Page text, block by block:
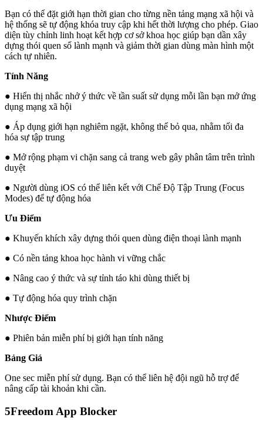
Bạn có thể đặt giới hạn thời gian cho từng nền tảng mạng xã hội và
hệ thống sẽ tự động khóa truy cập khi hết thời lượng cho phép. Giao
diện tùy chỉnh linh hoạt kết hợp cơ sở khoa học giúp bạn dần xây
dựng thói quen số lành mạnh và giảm thời gian dùng màn hình một
cách tự nhiên.
Tính Năng
● Hiển thị nhắc nhở ý thức về tần suất sử dụng mỗi lần bạn mở ứng
dụng mạng xã hội
● Áp dụng giới hạn nghiêm ngặt, không thể bỏ qua, nhằm tối đa
hóa sự tập trung
● Mở rộng phạm vi chặn sang cả trang web gây phân tâm trên trình
duyệt
● Người dùng iOS có thể liên kết với Chế Độ Tập Trung (Focus
Modes) để tự động hóa
Ưu Điểm
● Khuyến khích xây dựng thói quen dùng điện thoại lành mạnh
● Có nền tảng khoa học hành vi vững chắc
● Nâng cao ý thức và sự tỉnh táo khi dùng thiết bị
● Tự động hóa quy trình chặn
Nhược Điểm
● Phiên bản miễn phí bị giới hạn tính năng
Bảng Giá
One sec miễn phí sử dụng. Bạn có thể liên hệ đội ngũ hỗ trợ để
nâng cấp tài khoản khi cần.
5Freedom App Blocker